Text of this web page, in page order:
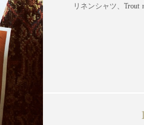
リネンシャツ、